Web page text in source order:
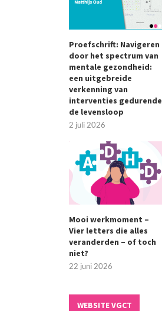
Proefschrift: Navigeren
door het spectrum van
mentale gezondheid:
een uitgebreide
verkenning van
interventies gedurende
de levensloop
2 juli 2026
Mooi werkmoment –
Vier letters die alles
veranderden – of toch
niet?
22 juni 2026
WEBSITE VGCT